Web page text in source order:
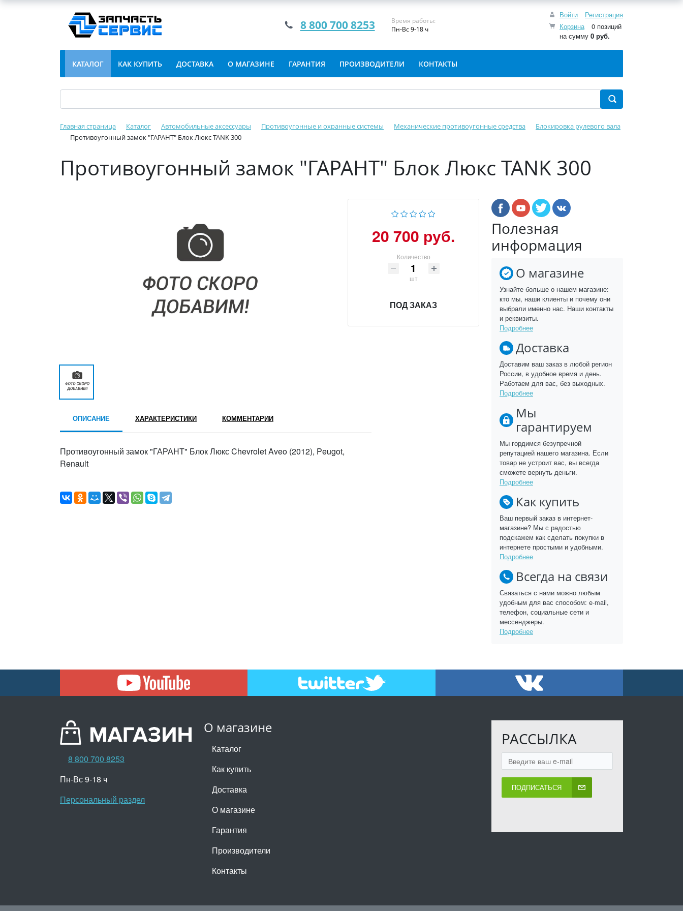
Войти
Регистрация
Корзина
0 позиций
на сумму 0 руб.
8 800 700 8253
Время работы:
Пн-Вс 9-18 ч
КАТАЛОГ КАК КУПИТЬ ДОСТАВКА О МАГАЗИНЕ ГАРАНТИЯ ПРОИЗВОДИТЕЛИ КОНТАКТЫ
Главная страница Каталог Автомобильные аксессуары Противоугонные и охранные системы Механические противоугонные средства
Блокировка рулевого вала
Противоугонный замок "ГАРАНТ" Блок Люкс TANK 300
Противоугонный замок "ГАРАНТ" Блок Люкс TANK 300
20 700 руб.
Количество
шт
ПОД ЗАКАЗ
ОПИСАНИЕ ХАРАКТЕРИСТИКИ КОММЕНТАРИИ
Противоугонный замок "ГАРАНТ" Блок Люкс Chevrolet Aveo (2012), Peugot,
Renault
Полезная
информация
О магазине
Узнайте больше о нашем магазине:
кто мы, наши клиенты и почему они
выбрали именно нас. Наши контакты
и реквизиты.
Подробнее
Доставка
Доставим ваш заказ в любой регион
России, в удобное время и день.
Работаем для вас, без выходных.
Подробнее
Мы
гарантируем
Мы гордимся безупречной
репутацией нашего магазина. Если
товар не устроит вас, вы всегда
сможете вернуть деньги.
Подробнее
Как купить
Ваш первый заказ в интернет-
магазине? Мы с радостью
подскажем как сделать покупки в
интернете простыми и удобными.
Подробнее
Всегда на связи
Связаться с нами можно любым
удобным для вас способом: e-mail,
телефон, социальные сети и
мессенджеры.
Подробнее
О магазине
Каталог
Как купить
Доставка
О магазине
Гарантия
Производители
Контакты
РАССЫЛКА
ПОДПИСАТЬСЯ
8 800 700 8253
Пн-Вс 9-18 ч
Персональный раздел